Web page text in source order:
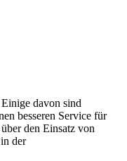
davon sind
besseren Service für
den Einsatz von
der